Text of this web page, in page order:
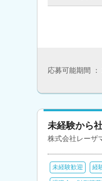
応募可能期間
未経験から
株式会社レーザ
未経験歓迎 経